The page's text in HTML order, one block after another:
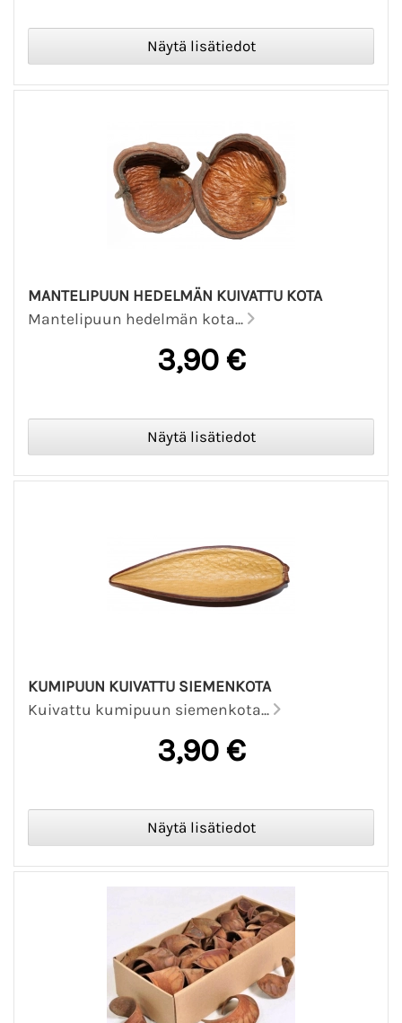
MANTELIPUUN HEDELMÄN KUIVATTU KOTA
Mantelipuun hedelmän kota...
3,90 €
KUMIPUUN KUIVATTU SIEMENKOTA
Kuivattu kumipuun siemenkota...
3,90 €